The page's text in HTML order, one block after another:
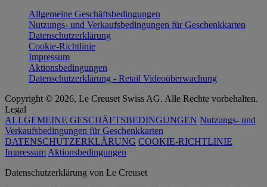
Allgemeine Geschäftsbedingungen
Nutzungs- und Verkaufsbedingungen für Geschenkkarten
Datenschutzerklärung
Cookie-Richtlinie
Impressum
Aktionsbedingungen
Datenschutzerklärung - Retail Videoüberwachung
Copyright © 2026, Le Creuset Swiss AG. Alle Rechte vorbehalten.
Legal
ALLGEMEINE GESCHÄFTSBEDINGUNGEN Nutzungs- und
Verkaufsbedingungen für Geschenkkarten
DATENSCHUTZERKLÄRUNG COOKIE-RICHTLINIE
Impressum Aktionsbedingungen
Datenschutz­erklärung von Le Creuset